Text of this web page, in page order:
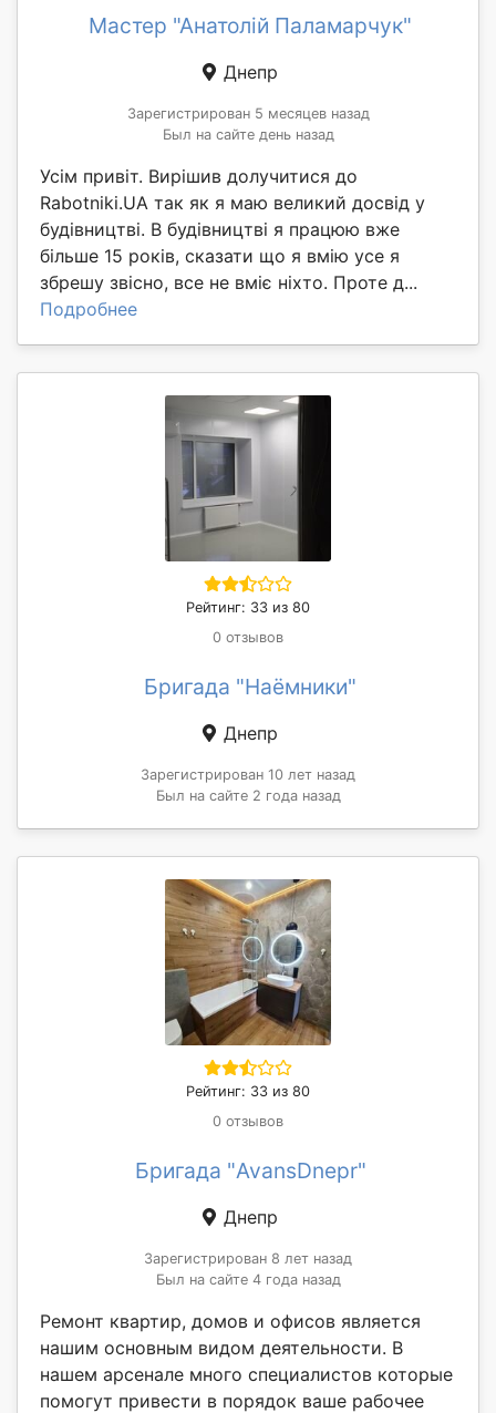
Мастер "Анатолій Паламарчук"
Днепр
Зарегистрирован 5 месяцев назад
Был на сайте день назад
Усім привіт. Вирішив долучитися до
Rabotniki.UA так як я маю великий досвід у
будівництві. В будівництві я працюю вже
більше 15 років, сказати що я вмію усе я
збрешу звісно, все не вміє ніхто. Проте д...
Подробнее
Рейтинг: 33 из 80
0 отзывов
Бригада "Наёмники"
Днепр
Зарегистрирован 10 лет назад
Был на сайте 2 года назад
Рейтинг: 33 из 80
0 отзывов
Бригада "AvansDnepr"
Днепр
Зарегистрирован 8 лет назад
Был на сайте 4 года назад
Ремонт квартир, домов и офисов является
нашим основным видом деятельности. В
нашем арсенале много специалистов которые
помогут привести в порядок ваше рабочее